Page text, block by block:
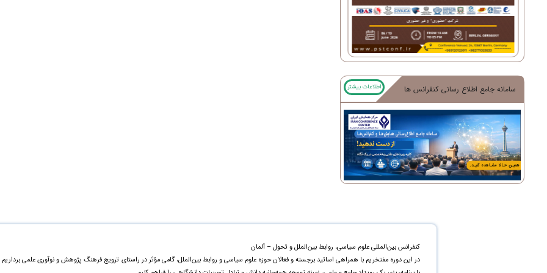
سامانه جامع اطلاع رسانی کنفرانس ها اطلاعات بیشتر
کنفرانس بین‌المللی علوم سیاسی، روابط بین‌الملل و تحول – آلمان
در این دوره مفتخریم با همراهی اساتید برجسته و فعالان حوزه علوم سیاسی و روابط بین‌الملل، گامی مؤثر در راستای ترویج فرهنگ پژوهش و نوآوری علمی